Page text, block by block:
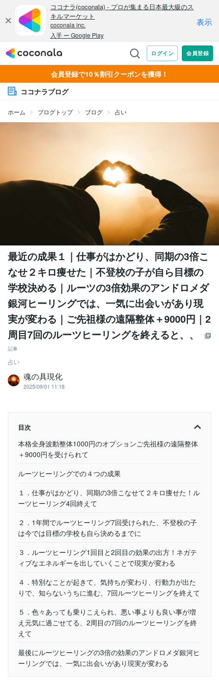
会員登録で10％割引クーポンを獲得！
ココナラブログ
ホーム ブログトップ ブログ 占い
最近の成果１｜仕事がはかどり、同期の3倍こ
なせ２キロ痩せた｜不登校の子が自ら目標の
学校決める｜ルーツの3倍効果のアンドロメダ
銀河ヒーリングでは、一気に出会いがあり現
実が変わる｜ご先祖様の遠隔整体＋9000円｜2
周目7回のルーツヒーリングを終えると、、
記事
占い
魂の具現化
2025/09/01 11:18
目次
本格全身波動整体1000円のオプションご先祖様の遠隔整体
＋9000円を受けられて
ルーツヒーリングでの４つの成果
１．仕事がはかどり、同期の3倍こなせて２キロ痩せた！ル
ーツヒーリング4回終えて
２．1年間でルーツヒーリング7回受けられた、不登校の子
は今では目標の学校も自ら決めるまでに
３．ルーツヒーリング1回目と2回目の効果の出方！ネガテ
ィブなエネルギーを出していくことで現実が変わる
４．特別なことが起きて、気持ちが変わり、行動力が出た
りで、知らないうちに進む、7回ルーツヒーリングを終えて
５．色々あっても乗りこえられ、悪い事よりも良い事が増
え元気に過ごせてる、2周目の7回のルーツヒーリングを終
えて
最後にルーツヒーリングの3倍の効果のアンドロメダ銀河ヒ
ーリングでは、一気に出会いがあり現実が変わる